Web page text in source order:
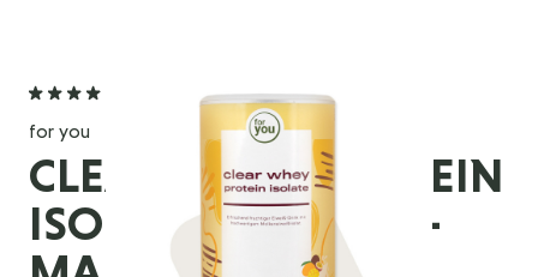
(1 Bewertung)
for you
CLEAR WHEY PROTEIN
ISOLATE - MANGO-